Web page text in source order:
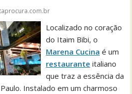
Localizado no coração
do Itaim Bibi, o
Marena Cucina é um
restaurante italiano
que traz a essência da
Instalado em um charmoso